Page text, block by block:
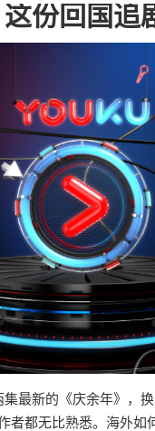
份回国追
最新的《庆余年》，
者都无比熟悉。海外